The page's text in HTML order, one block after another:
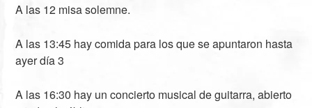
A las 12 misa solemne.
A las 13:45 hay comida para los que se apuntaron hasta
ayer día 3
A las 16:30 hay un concierto musical de guitarra, abierto